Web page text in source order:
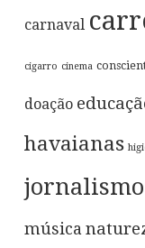
carnaval
cigarro cinema
doação
havaianas
jornalismo
música